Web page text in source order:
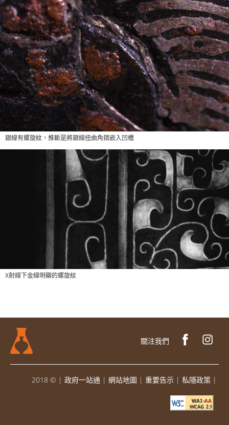
銀線有螺旋紋，推斷是將銀線扭曲角錯嵌入凹槽
X射線下金線明顯的螺旋紋
關注我們
2018 © | 政府一站通 | 網站地圖 | 重要告示 | 私隱政策 |